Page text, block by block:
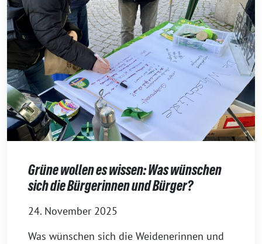
Grüne wollen es wissen: Was wünschen
sich die Bürgerinnen und Bürger?
24. November 2025
Was wünschen sich die Weidenerinnen und